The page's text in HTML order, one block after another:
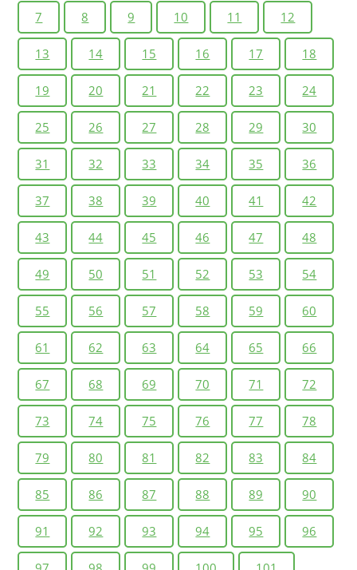
7 8 9 10 11 12
13 14 15 16 17 18
19 20 21 22 23 24
25 26 27 28 29 30
31 32 33 34 35 36
37 38 39 40 41 42
43 44 45 46 47 48
49 50 51 52 53 54
55 56 57 58 59 60
61 62 63 64 65 66
67 68 69 70 71 72
73 74 75 76 77 78
79 80 81 82 83 84
85 86 87 88 89 90
91 92 93 94 95 96